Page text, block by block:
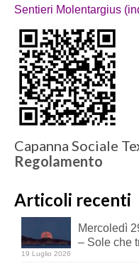
Sentieri Molentargius
Capanna Sociale
Regolamento
Articoli recenti
Mercoledì
– Sole che
19 Luglio 2026